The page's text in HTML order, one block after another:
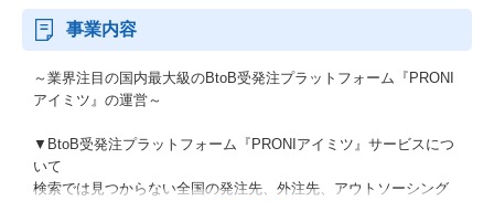
事業内容
～業界注目の国内最大級のBtoB受発注プラットフォーム『PRONI
アイミツ』の運営～
▼BtoB受発注プラットフォーム『PRONIアイミツ』サービスにつ
いて
検索では見つからない全国の発注先、外注先、アウトソーシング